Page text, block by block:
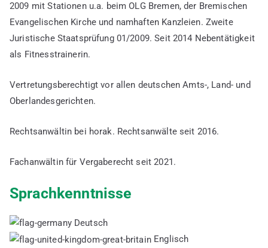
2009 mit Stationen u.a. beim OLG Bremen, der Bremischen
Evangelischen Kirche und namhaften Kanzleien. Zweite
Juristische Staatsprüfung 01/2009. Seit 2014 Nebentätigkeit
als Fitnesstrainerin.
Vertretungsberechtigt vor allen deutschen Amts-, Land- und
Oberlandesgerichten.
Rechtsanwältin bei horak. Rechtsanwälte seit 2016.
Fachanwältin für Vergaberecht seit 2021.
Sprachkenntnisse
Deutsch
Englisch